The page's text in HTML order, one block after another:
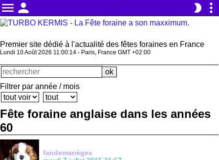
menu person brightness_2 more_vert
Premier site dédié à l'actualité des fêtes foraines en France
Lundi 10 Août 2026 11:00:14 - Paris, France GMT +02:00
Filtrer par année / mois
Fête foraine anglaise dans les années
60
fandemanèges